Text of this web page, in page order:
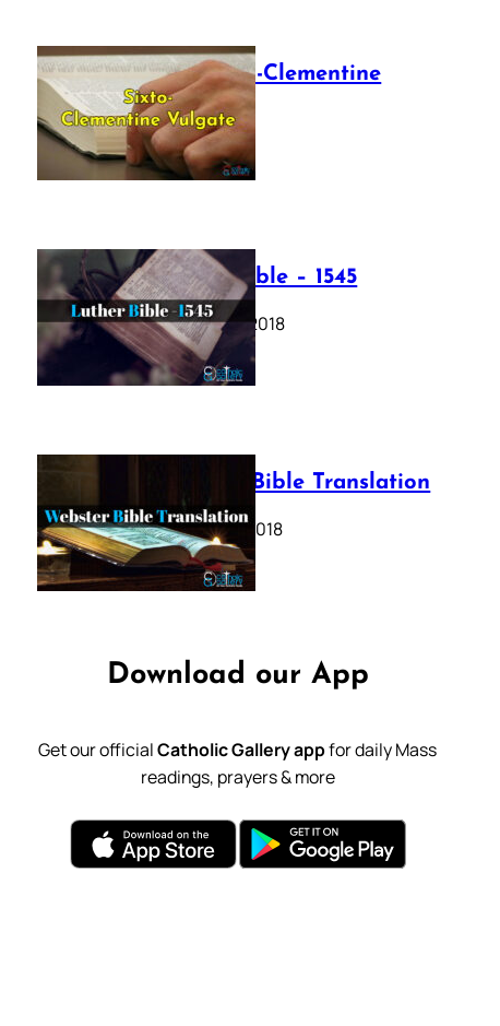
The Sixto-Clementine
Vulgate
July 12, 2025
Luther Bible – 1545
October 17, 2018
Webster Bible Translation
October 11, 2018
Download our App
Get our officialCatholic Gallery appfor daily Mass
readings, prayers & more